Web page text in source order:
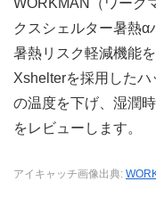
クスシェルター暑熱
暑熱リスク軽減機能
Xshelterを採用した
の温度を下げ、湿潤
をレビューします。
アイキャッチ画像出典: